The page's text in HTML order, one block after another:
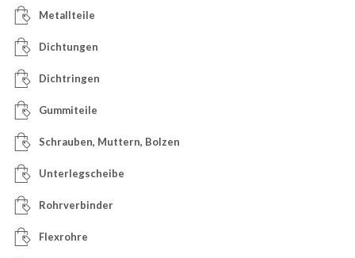
Metallteile
Dichtungen
Dichtringen
Gummiteile
Schrauben, Muttern, Bolzen
Unterlegscheibe
Rohrverbinder
Flexrohre